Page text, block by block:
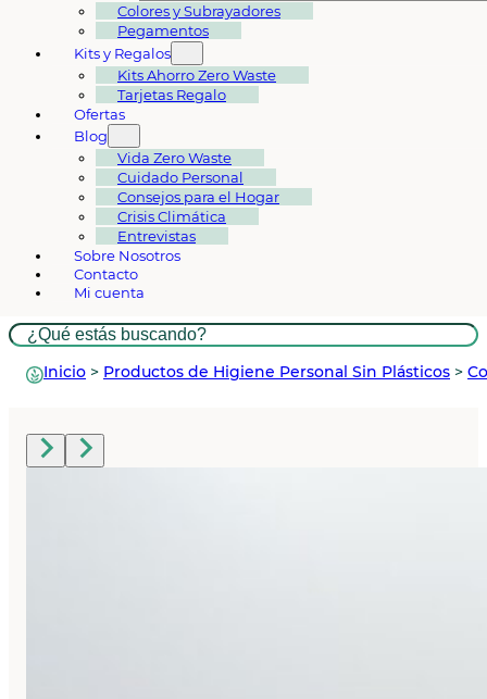
Colores y Subrayadores
Pegamentos
Kits y Regalos
Kits Ahorro Zero Waste
Tarjetas Regalo
Ofertas
Blog
Vida Zero Waste
Cuidado Personal
Consejos para el Hogar
Crisis Climática
Entrevistas
Sobre Nosotros
Contacto
Mi cuenta
Buscar
Inicio > Productos de Higiene Personal Sin Plásticos >